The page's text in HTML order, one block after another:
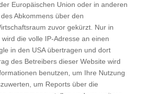
Europäischen Union oder in anderen
Abkommens über den
zuvor gekürzt. Nur in
die volle IP-Adresse an einen
in den USA übertragen und dort
des Betreibers dieser Website wird
benutzen, um Ihre Nutzung
um Reports über die